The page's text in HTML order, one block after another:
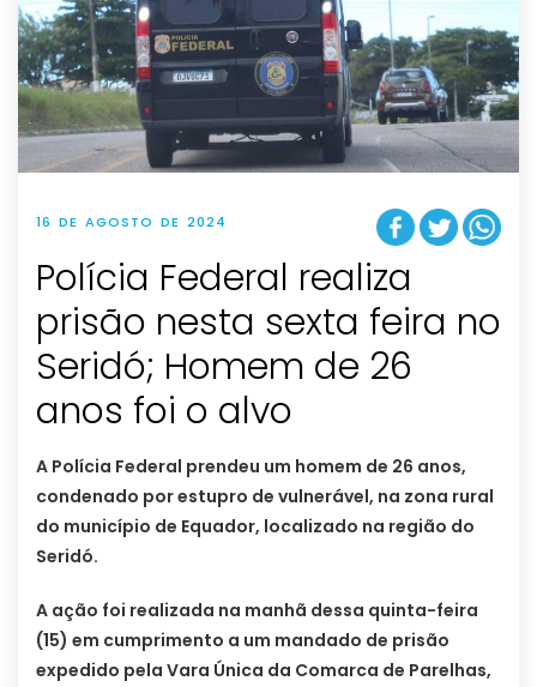
16 DE AGOSTO DE 2024
Polícia Federal realiza
prisão nesta sexta feira no
Seridó; Homem de 26
anos foi o alvo
A Polícia Federal prendeu um homem de 26 anos,
condenado por estupro de vulnerável, na zona rural
do município de Equador, localizado na região do
Seridó.
A ação foi realizada na manhã dessa quinta-feira
(15) em cumprimento a um mandado de prisão
expedido pela Vara Única da Comarca de Parelhas,